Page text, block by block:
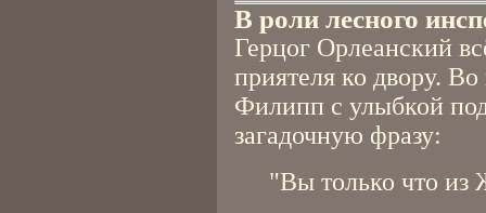
В роли лесного
Герцог Орлеанский
приятеля ко двору.
Филипп с улыбкой
загадочную фразу:
"Вы только что из